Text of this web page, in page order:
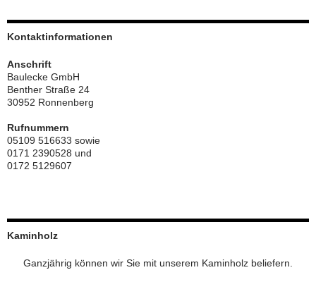
Kontaktinformationen
Anschrift
Baulecke GmbH
Benther Straße 24
30952 Ronnenberg
Rufnummern
05109 516633 sowie
0171 2390528 und
0172 5129607
Kaminholz
Ganzjährig können wir Sie mit unserem Kaminholz beliefern.